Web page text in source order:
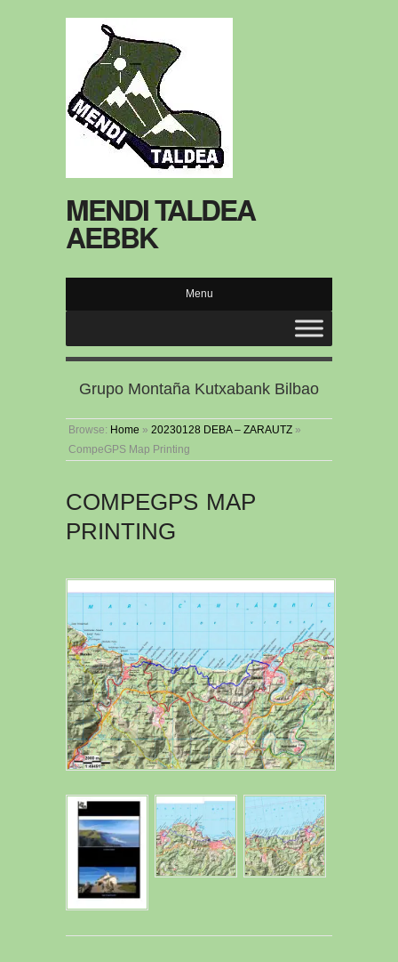
MENDI TALDEA
AEBBK
Menu
Grupo Montaña Kutxabank Bilbao
Browse: Home » 20230128 DEBA – ZARAUTZ »
CompeGPS Map Printing
COMPEGPS MAP
PRINTING